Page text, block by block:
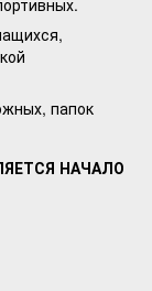
папок
НАЧАЛО